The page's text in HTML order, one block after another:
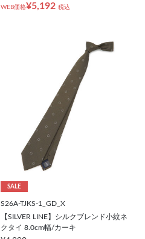
WEB価格¥5,192 税込
SALE
S26A-TJKS-1_GD_X
【SILVER LINE】シルクブレンド小紋ネ
クタイ 8.0cm幅/カーキ